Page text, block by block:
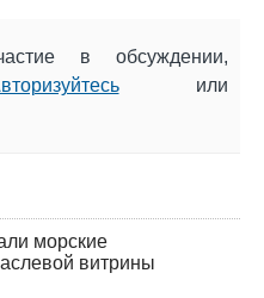
в обсуждении,
или
морские
витрины